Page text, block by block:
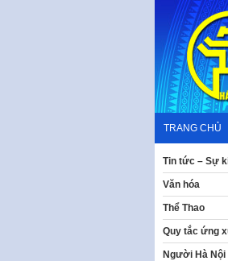
content
TRANG CHỦ
Tin tức – Sự
Văn hóa
Thể Thao
Quy tắc ứng
Người Hà